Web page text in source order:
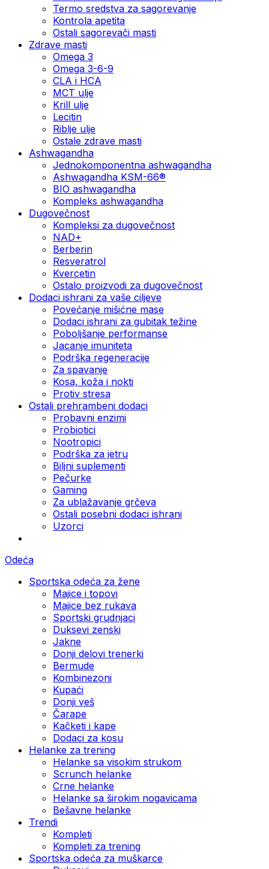
Termo sredstva za sagorevanje
Kontrola apetita
Ostali sagorevači masti
Zdrave masti
Omega 3
Omega 3-6-9
CLA i HCA
MCT ulje
Krill ulje
Lecitin
Riblje ulje
Ostale zdrave masti
Ashwagandha
Jednokomponentna ashwagandha
Ashwagandha KSM-66®
BIO ashwagandha
Kompleks ashwagandha
Dugovečnost
Kompleksi za dugovečnost
NAD+
Berberin
Resveratrol
Kvercetin
Ostalo proizvodi za dugovečnost
Dodaci ishrani za vaše ciljeve
Povećanje mišićne mase
Dodaci ishrani za gubitak težine
Poboljšanje performanse
Jacanje imuniteta
Podrška regeneracije
Za spavanje
Kosa, koža i nokti
Protiv stresa
Ostali prehrambeni dodaci
Probavni enzimi
Probiotici
Nootropici
Podrška za jetru
Biljni suplementi
Pečurke
Gaming
Za ublažavanje grčeva
Ostali posebni dodaci ishrani
Uzorci
Odeća
Sportska odeća za žene
Majice i topovi
Majice bez rukava
Sportski grudnjaci
Duksevi zenski
Jakne
Donji delovi trenerki
Bermude
Kombinezoni
Kupaći
Donji veš
Čarape
Kačketi i kape
Dodaci za kosu
Helanke za trening
Helanke sa visokim strukom
Scrunch helanke
Crne helanke
Helanke sa širokim nogavicama
Bešavne helanke
Trendi
Kompleti
Kompleti za trening
Sportska odeća za muškarce